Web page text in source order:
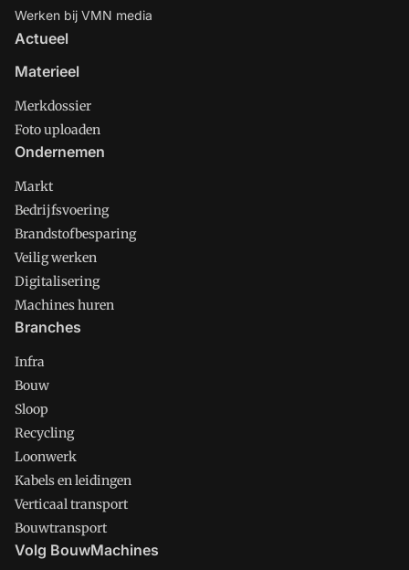
Werken bij VMN media
Actueel
Materieel
Merkdossier
Foto uploaden
Ondernemen
Markt
Bedrijfsvoering
Brandstofbesparing
Veilig werken
Digitalisering
Machines huren
Branches
Infra
Bouw
Sloop
Recycling
Loonwerk
Kabels en leidingen
Verticaal transport
Bouwtransport
Volg BouwMachines